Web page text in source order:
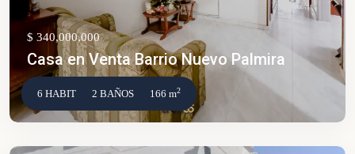
$ 340,000,000
Casa en Venta Barrio Nuevo Palmira
6 HABIT 2 BAÑOS 166 m2